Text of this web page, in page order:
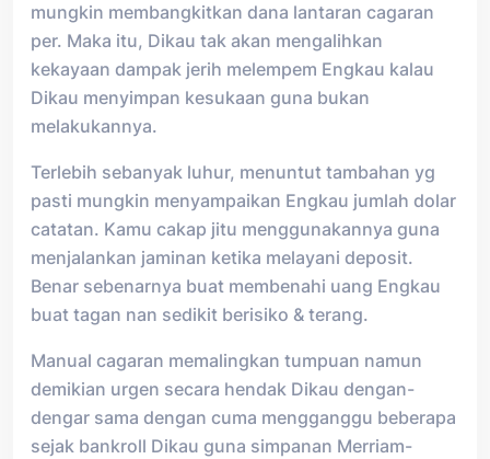
mungkin membangkitkan dana lantaran cagaran
per. Maka itu, Dikau tak akan mengalihkan
kekayaan dampak jerih melempem Engkau kalau
Dikau menyimpan kesukaan guna bukan
melakukannya.
Terlebih sebanyak luhur, menuntut tambahan yg
pasti mungkin menyampaikan Engkau jumlah dolar
catatan. Kamu cakap jitu menggunakannya guna
menjalankan jaminan ketika melayani deposit.
Benar sebenarnya buat membenahi uang Engkau
buat tagan nan sedikit berisiko & terang.
Manual cagaran memalingkan tumpuan namun
demikian urgen secara hendak Dikau dengan-
dengar sama dengan cuma mengganggu beberapa
sejak bankroll Dikau guna simpanan Merriam-